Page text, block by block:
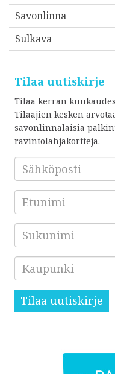
Savonlinna
Sulkava
Tilaa uutiskirje
Tilaa kerran
Tilaajien kesken
savonlinnalaisia
ravintolahjakortteja.
Sähköposti
Etunimi
Sukunimi
Kaupunki
Tilaa uutiskirje